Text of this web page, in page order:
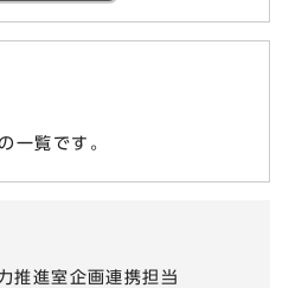
一覧です。
推進室企画連携担当